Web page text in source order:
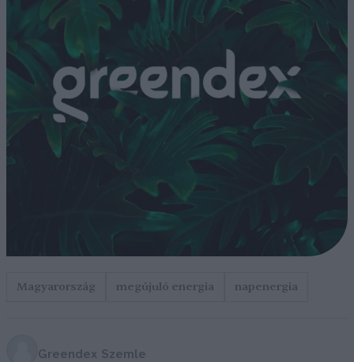
Magyarország megújuló energia napenergia
Greendex Szemle